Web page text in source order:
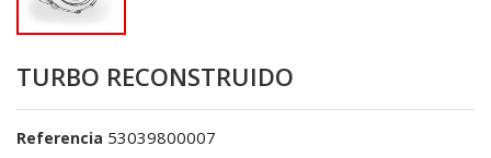
TURBO RECONSTRUIDO
Referencia 53039800007